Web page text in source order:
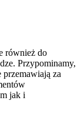
również do
Przypominamy,
za
jak i